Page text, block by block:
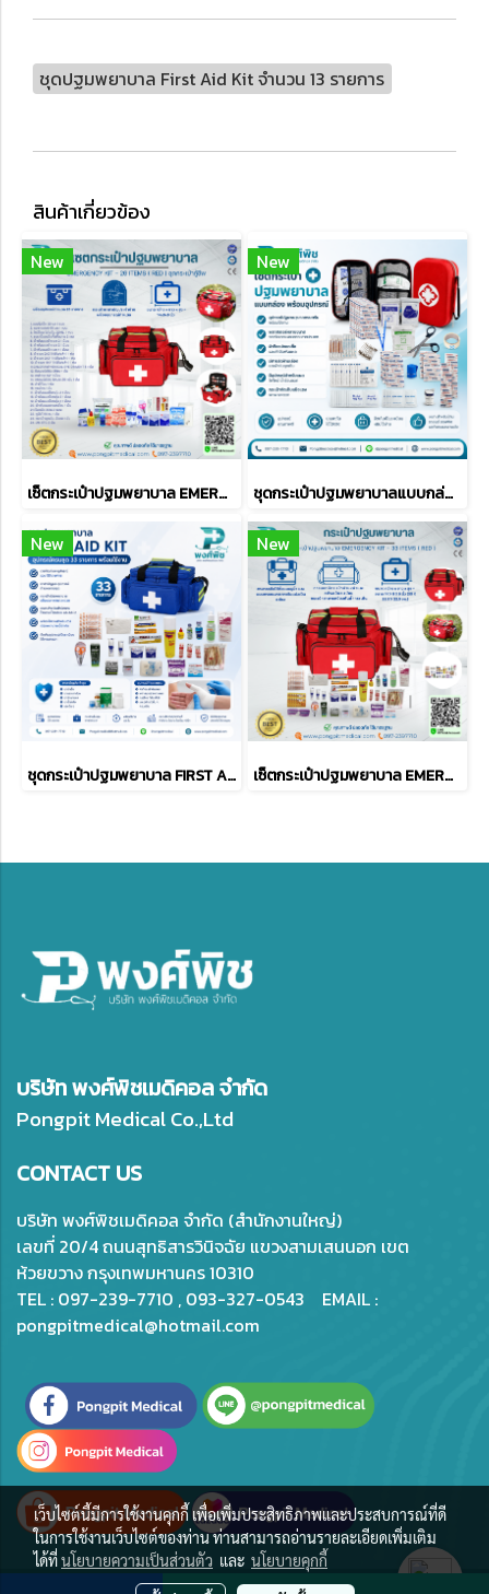
ชุดปฐมพยาบาล First Aid Kit จำนวน 13 รายการ
สินค้าเกี่ยวข้อง
New
เซ็ตกระเป๋าปฐมพยาบาล EMERGENCY KIT - 26 ITEMS ( RED )
New
ชุดกระเป๋าปฐมพยาบาลแบบกล่อง พร้อมอุปกรณ์
New
ชุดกระเป๋าปฐมพยาบาล FIRST AID KIT อุปกรณ์ครบชุด 33 รายการ พร้อมใช้งาน (BLUE)
New
เซ็ตกระเป๋าปฐมพยาบาล EMERGENCY KIT - 33 ITEMS ( RED )
บริษัท พงศ์พิชเมดิคอล จำกัด
Pongpit Medical Co.,Ltd
CONTACT US
บริษัท พงศ์พิชเมดิคอล จำกัด (สำนักงานใหญ่)
เลขที่ 20/4 ถนนสุทธิสารวินิจฉัย แขวงสามเสนนอก เขต
ห้วยขวาง กรุงเทพมหานคร 10310
TEL : 097-239-7710 , 093-327-0543 EMAIL :
pongpitmedical@hotmail.com
เว็บไซต์นี้มีการใช้งานคุกกี้ เพื่อเพิ่มประสิทธิภาพและประสบการณ์ที่ดี
ในการใช้งานเว็บไซต์ของท่าน ท่านสามารถอ่านรายละเอียดเพิ่มเติม
ได้ที่นโยบายความเป็นส่วนตัว และ นโยบายคุกกี้